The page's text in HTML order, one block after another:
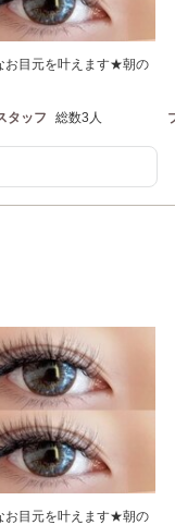
お目元を叶えます★朝の
タッフ 総数3人
お目元を叶えます★朝の